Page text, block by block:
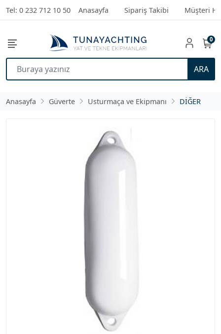
Tel: 0 232 712 10 50 Anasayfa Sipariş Takibi Müşteri
ARA
0
Anasayfa Güverte Usturmaça ve Ekipmanı DİĞER